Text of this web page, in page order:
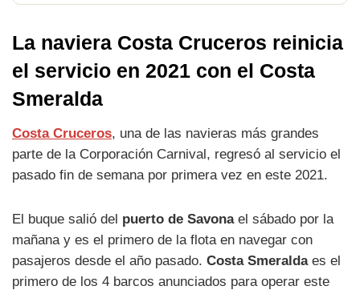
La naviera Costa Cruceros reinicia
el servicio en 2021 con el Costa
Smeralda
Costa Cruceros, una de las navieras más grandes
parte de la Corporación Carnival, regresó al servicio el
pasado fin de semana por primera vez en este 2021.
El buque salió del puerto de Savonael sábado por la
mañana y es el primero de la flota en navegar con
pasajeros desde el año pasado. Costa Smeraldaes el
primero de los 4 barcos anunciados para operar este